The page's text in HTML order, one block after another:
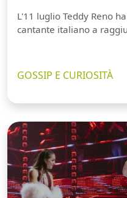
L'11 luglio Teddy Reno
cantante italiano a
GOSSIP E CURIOSITÀ